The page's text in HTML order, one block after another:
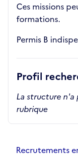
Ces missions
formations.
Permis B
Profil
La structure n'a
rubrique
Recrutements